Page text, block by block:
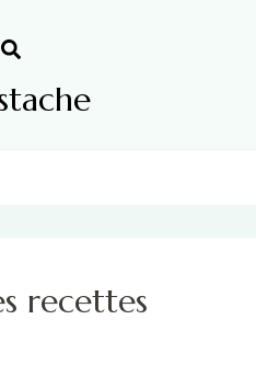
recettes